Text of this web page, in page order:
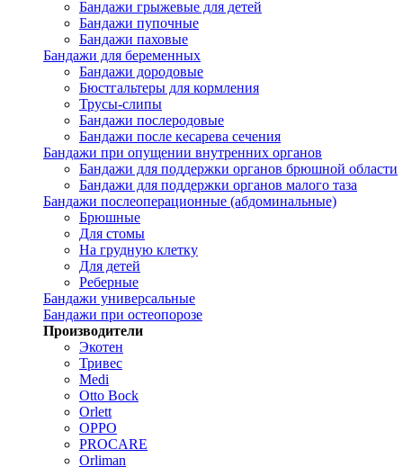
Бандажи грыжевые для детей
Бандажи пупочные
Бандажи паховые
Бандажи для беременных
Бандажи дородовые
Бюстгальтеры для кормления
Трусы-слипы
Бандажи послеродовые
Бандажи после кесарева сечения
Бандажи при опущении внутренних органов
Бандажи для поддержки органов брюшной области
Бандажи для поддержки органов малого таза
Бандажи послеоперационные (абдоминальные)
Брюшные
Для стомы
На грудную клетку
Для детей
Реберные
Бандажи универсальные
Бандажи при остеопорозе
Производители
Экотен
Тривес
Medi
Otto Bock
Orlett
OPPO
PROCARE
Orliman